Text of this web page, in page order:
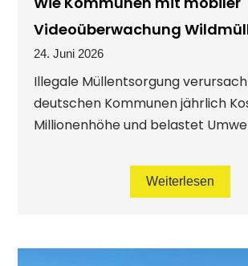
Videoüberwachung
24. Juni 2026
Illegale Müllentsorgung
deutschen Kommunen jährlich
Millionenhöhe und belastet
Weiterlesen